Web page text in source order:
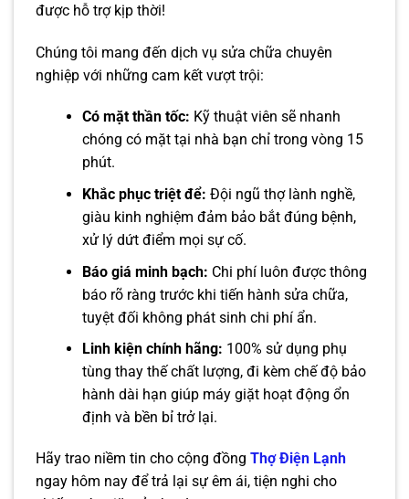
được hỗ trợ kịp thời!
Chúng tôi mang đến dịch vụ sửa chữa chuyên
nghiệp với những cam kết vượt trội:
Có mặt thần tốc: Kỹ thuật viên sẽ nhanh
chóng có mặt tại nhà bạn chỉ trong vòng 15
phút.
Khắc phục triệt để: Đội ngũ thợ lành nghề,
giàu kinh nghiệm đảm bảo bắt đúng bệnh,
xử lý dứt điểm mọi sự cố.
Báo giá minh bạch: Chi phí luôn được thông
báo rõ ràng trước khi tiến hành sửa chữa,
tuyệt đối không phát sinh chi phí ẩn.
Linh kiện chính hãng: 100% sử dụng phụ
tùng thay thế chất lượng, đi kèm chế độ bảo
hành dài hạn giúp máy giặt hoạt động ổn
định và bền bỉ trở lại.
Hãy trao niềm tin cho cộng đồng Thợ Điện Lạnh
ngay hôm nay để trả lại sự êm ái, tiện nghi cho